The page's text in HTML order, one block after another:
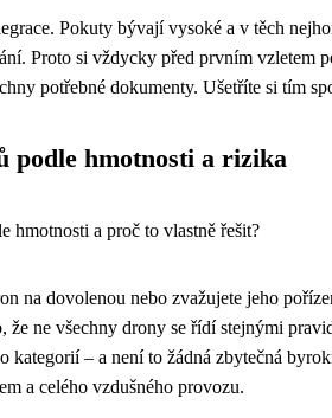
Pokuty bývají vysoké a v těch
Proto si vždycky před prvním vzletem
potřebné dokumenty. Ušetříte si tím
podle hmotnosti a rizika
hmotnosti a proč to vlastně řešit?
na dovolenou nebo zvažujete jeho
že ne všechny drony se řídí stejnými
kategorií – a není to žádná zbytečná
a celého vzdušného provozu.